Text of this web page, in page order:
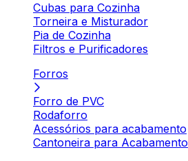
Cubas para Cozinha
Torneira e Misturador
Pia de Cozinha
Filtros e Purificadores
Forros
Forro de PVC
Rodaforro
Acessórios para acabamento
Cantoneira para Acabamento